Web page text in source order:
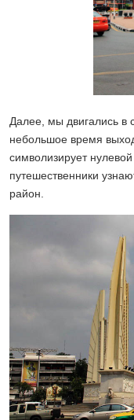
Далее, мы двигались в
небольшое время
символизирует
путешественники
район.